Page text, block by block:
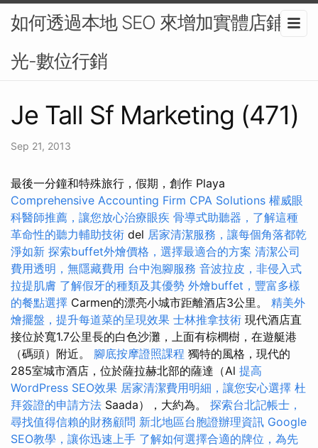
如何透過本地 SEO 來增加實體店鋪曝
光-數位行銷
Je Tall Sf Marketing (471)
Sep 21, 2013
最後一分鐘和特殊旅行，假期，創作 Playa
Comprehensive Accounting Firm CPA Solutions 權威眼
科醫師推薦，讓您放心治療眼疾 骨導式助聽器，了解這種
革命性的聽力輔助技術 del 居家清潔服務，讓每個角落都乾
淨如新 探索buffet外燴價格，選擇最適合的方案 清潔公司
費用透明，無隱藏費用 台中泡腳服務 音波拉皮，非侵入式
拉提肌膚 了解假牙的種類及其優勢 外燴buffet，豐富多樣
的餐點選擇 Carmen的漂亮小城市距離酒店3公里。 精美外
燴擺盤，提升每道菜的呈現效果 士林推拿技術 現代酒店直
接位於寬1.7公里長的白色沙灘，上面有棕櫚樹，在遊艇港
（碼頭）附近。 腳底按摩證照課程 獨特的風格，現代的
285室城市酒店，位於薩拉赫北部的薩達（Al 提高
WordPress SEO效果 居家清潔費用明細，讓您安心選擇 杜
拜簽證的申請方法 Saada），大約為。 探索台北記帳士，
尋找值得信賴的財務顧問 新北地區台胞證辦理資訊 Google
SEO教學，讓你迅速上手 了解如何選擇合適的牌位，為先